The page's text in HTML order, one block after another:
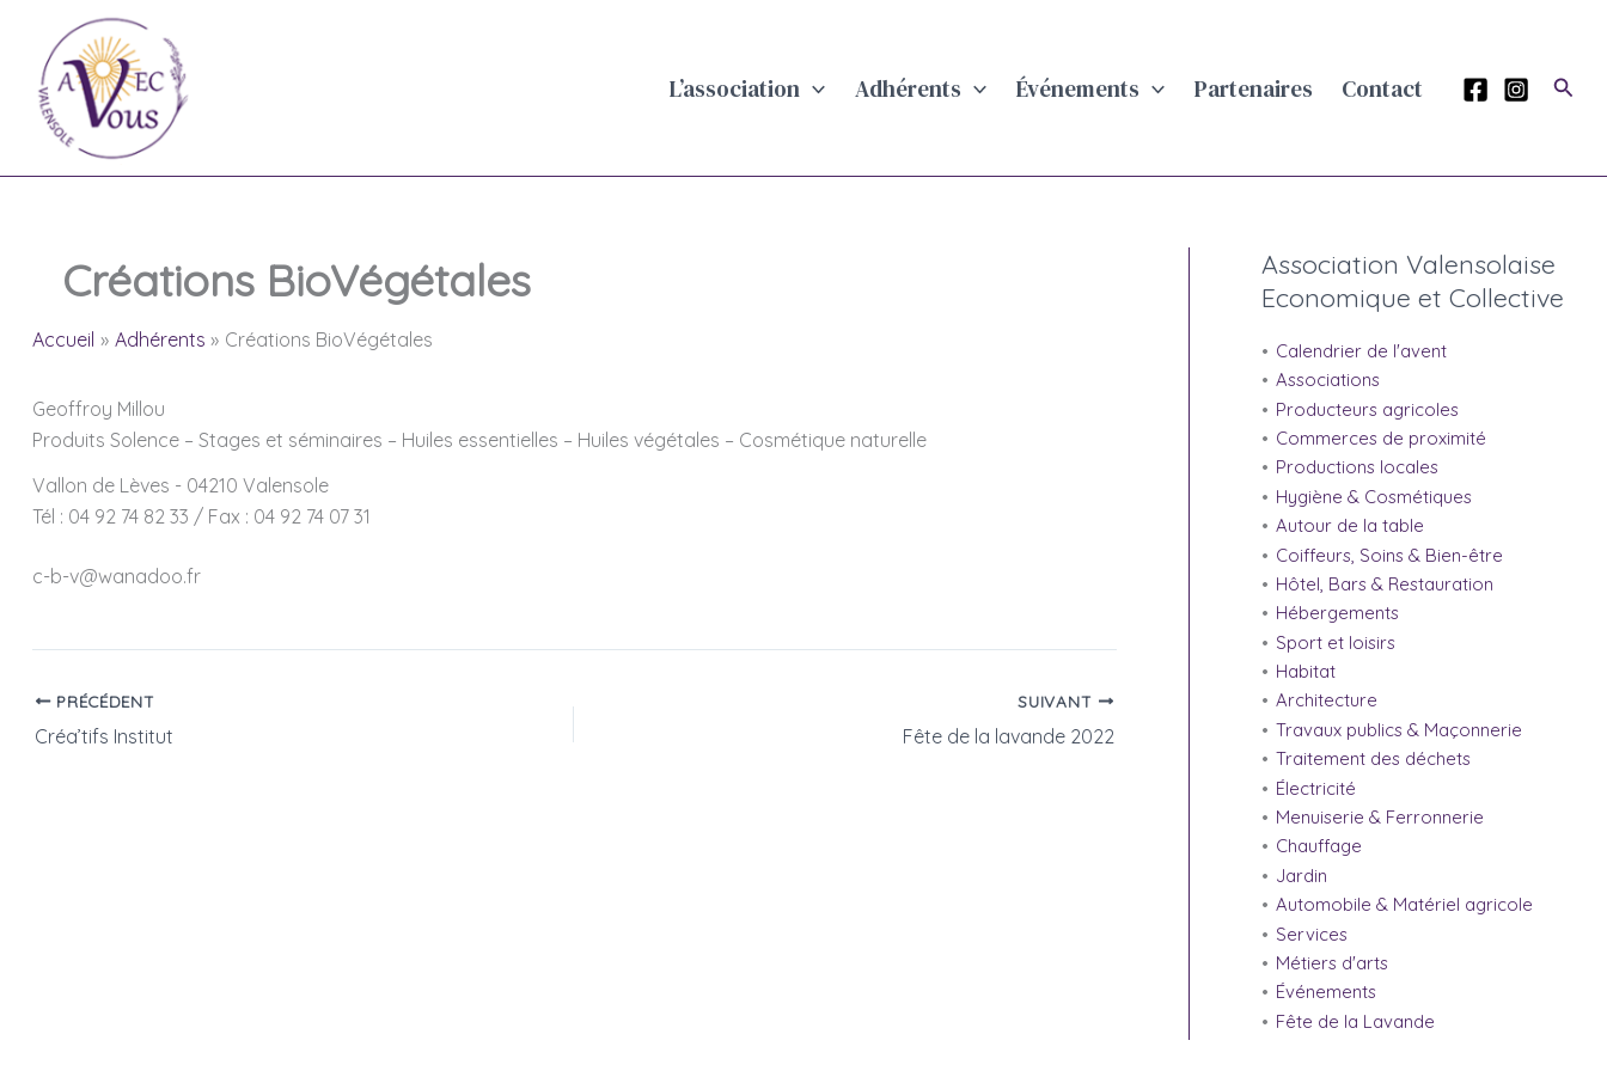
contenu
L’association Adhérents Événements Partenaires Contact
Créations BioVégétales
Accueil Adhérents Créations BioVégétales
Geoffroy Millou
Produits Solence – Stages et séminaires – Huiles essentielles – Huiles végétales – Cosmétique naturelle
Vallon de Lèves - 04210 Valensole
Tél : 04 92 74 82 33 / Fax : 04 92 74 07 31
c-b-v@wanadoo.fr
PRÉCÉDENT
Créa’tifs Institut
SUIVANT
Fête de la lavande 2022
Association Valensolaise
Economique et Collective
Calendrier de l'avent
Associations
Producteurs agricoles
Commerces de proximité
Productions locales
Hygiène & Cosmétiques
Autour de la table
Coiffeurs, Soins & Bien-être
Hôtel, Bars & Restauration
Hébergements
Sport et loisirs
Habitat
Architecture
Travaux publics & Maçonnerie
Traitement des déchets
Électricité
Menuiserie & Ferronnerie
Chauffage
Jardin
Automobile & Matériel agricole
Services
Métiers d'arts
Événements
Fête de la Lavande